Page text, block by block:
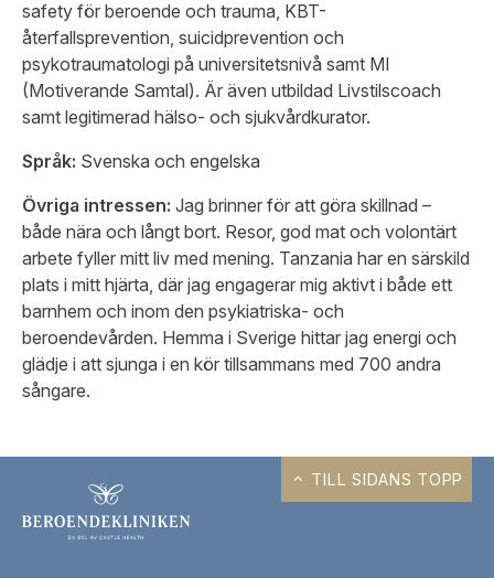
safety för beroende och trauma, KBT-
återfallsprevention, suicidprevention och
psykotraumatologi på universitetsnivå samt MI
(Motiverande Samtal). Är även utbildad Livstilscoach
samt legitimerad hälso- och sjukvårdkurator.
Språk: Svenska och engelska
Övriga intressen: Jag brinner för att göra skillnad –
både nära och långt bort. Resor, god mat och volontärt
arbete fyller mitt liv med mening. Tanzania har en särskild
plats i mitt hjärta, där jag engagerar mig aktivt i både ett
barnhem och inom den psykiatriska- och
beroendevården. Hemma i Sverige hittar jag energi och
glädje i att sjunga i en kör tillsammans med 700 andra
sångare.
TILL SIDANS TOPP